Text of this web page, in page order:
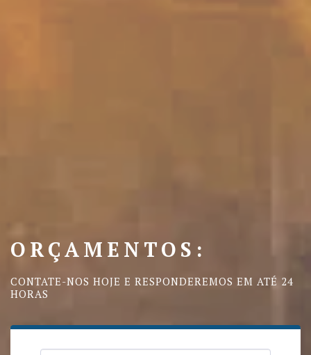
ORÇAMENTOS:
CONTATE-NOS HOJE E RESPONDEREMOS EM ATÉ 24
HORAS